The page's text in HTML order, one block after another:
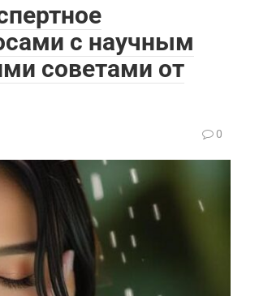
с научным
советами от
0